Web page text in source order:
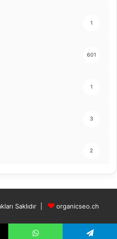
1
601
1
3
2
Saklıdır | organicseo.ch